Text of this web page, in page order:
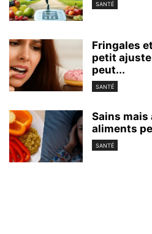
SANTÉ
Fringales
petit
peut...
SANTÉ
Sains mais
aliments
SANTÉ